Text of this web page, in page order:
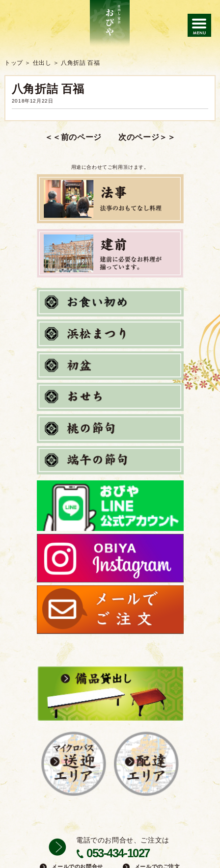
トップ
ご注文の流れ
よくあるご質問
トップ 仕出し 八角折詰 百福
八角折詰 百福
2018年12月22日
用途に合わせてご利用頂けます。
電話でのお問合せ、ご注文は
053-434-1027
メールでのお問合せ メールでのご注文